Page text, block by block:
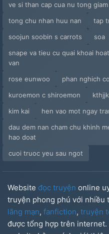
ve si than cap cua nu tong
tong chu nhan huu nan
tap
soojun soobin s carrots
soa
snape va tieu cu quai khoai
van
rose eunwoo
phan nghich
kuroemon c shiroemon
kim kai
hen vao mot ngay
dau dem nan cham chu khinh
hao doat
cuoi truoc yeu sau ngot
Website đọc truyện online
truyện phong phú với nhiều
lãng mạn, fanfiction, truyện
được tổng hợp trên internet.